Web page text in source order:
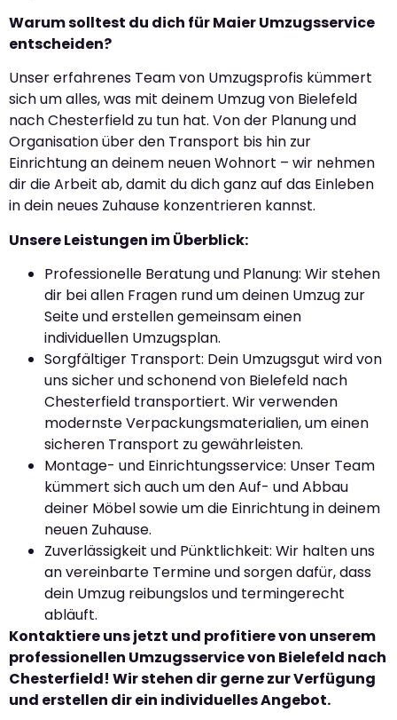
Warum solltest du dich für Maier Umzugsservice
entscheiden?
Unser erfahrenes Team von Umzugsprofis kümmert
sich um alles, was mit deinem Umzug von Bielefeld
nach Chesterfield zu tun hat. Von der Planung und
Organisation über den Transport bis hin zur
Einrichtung an deinem neuen Wohnort – wir nehmen
dir die Arbeit ab, damit du dich ganz auf das Einleben
in dein neues Zuhause konzentrieren kannst.
Unsere Leistungen im Überblick:
Professionelle Beratung und Planung: Wir stehen
dir bei allen Fragen rund um deinen Umzug zur
Seite und erstellen gemeinsam einen
individuellen Umzugsplan.
Sorgfältiger Transport: Dein Umzugsgut wird von
uns sicher und schonend von Bielefeld nach
Chesterfield transportiert. Wir verwenden
modernste Verpackungsmaterialien, um einen
sicheren Transport zu gewährleisten.
Montage- und Einrichtungsservice: Unser Team
kümmert sich auch um den Auf- und Abbau
deiner Möbel sowie um die Einrichtung in deinem
neuen Zuhause.
Zuverlässigkeit und Pünktlichkeit: Wir halten uns
an vereinbarte Termine und sorgen dafür, dass
dein Umzug reibungslos und termingerecht
abläuft.
Kontaktiere uns jetzt und profitiere von unserem
professionellen Umzugsservice von Bielefeld nach
Chesterfield! Wir stehen dir gerne zur Verfügung
und erstellen dir ein individuelles Angebot.